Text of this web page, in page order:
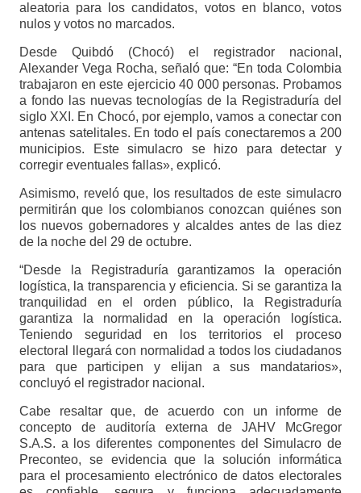
aleatoria para los candidatos, votos en blanco, votos
nulos y votos no marcados.
Desde Quibdó (Chocó) el registrador nacional,
Alexander Vega Rocha, señaló que: “En toda Colombia
trabajaron en este ejercicio 40 000 personas. Probamos
a fondo las nuevas tecnologías de la Registraduría del
siglo XXI. En Chocó, por ejemplo, vamos a conectar con
antenas satelitales. En todo el país conectaremos a 200
municipios. Este simulacro se hizo para detectar y
corregir eventuales fallas», explicó.
Asimismo, reveló que, los resultados de este simulacro
permitirán que los colombianos conozcan quiénes son
los nuevos gobernadores y alcaldes antes de las diez
de la noche del 29 de octubre.
“Desde la Registraduría garantizamos la operación
logística, la transparencia y eficiencia. Si se garantiza la
tranquilidad en el orden público, la Registraduría
garantiza la normalidad en la operación logística.
Teniendo seguridad en los territorios el proceso
electoral llegará con normalidad a todos los ciudadanos
para que participen y elijan a sus mandatarios»,
concluyó el registrador nacional.
Cabe resaltar que, de acuerdo con un informe de
concepto de auditoría externa de JAHV McGregor
S.A.S. a los diferentes componentes del Simulacro de
Preconteo, se evidencia que la solución informática
para el procesamiento electrónico de datos electorales